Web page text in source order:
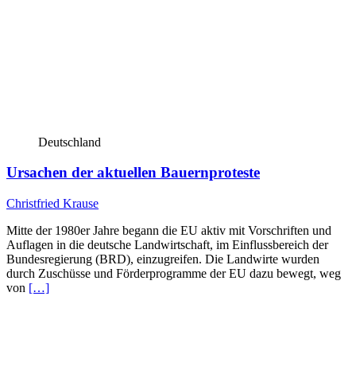
Deutschland
Ursachen der aktuellen Bauernproteste
Christfried Krause
Mitte der 1980er Jahre begann die EU aktiv mit Vorschriften und
Auflagen in die deutsche Landwirtschaft, im Einflussbereich der
Bundesregierung (BRD), einzugreifen. Die Landwirte wurden
durch Zuschüsse und Förderprogramme der EU dazu bewegt, weg
von […]